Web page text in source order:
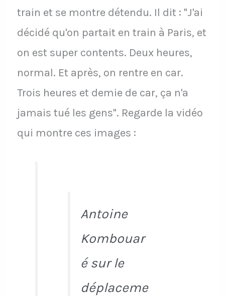
train et se montre détendu. Il dit : "J'ai
décidé qu'on partait en train à Paris, et
on est super contents. Deux heures,
normal. Et après, on rentre en car.
Trois heures et demie de car, ça n'a
jamais tué les gens". Regarde la vidéo
qui montre ces images :
Antoine
Kombouar
é sur le
déplaceme